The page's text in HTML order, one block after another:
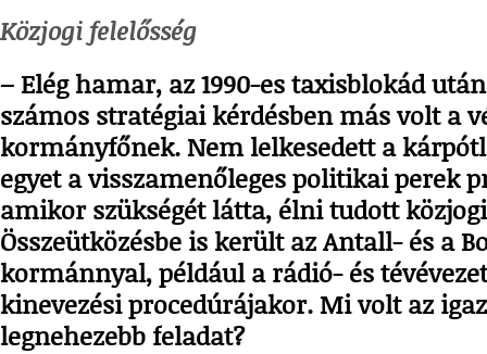
Közjogi felelősség
– Elég hamar, az 1990-es taxisblokád
számos stratégiai kérdésben más volt a
kormányfőnek. Nem lelkesedett a
egyet a visszamenőleges politikai perek
amikor szükségét látta, élni tudott
Összeütközésbe is került az Antall- és a
kormánnyal, például a rádió- és
kinevezési procedúrájakor. Mi volt az
legnehezebb feladat?